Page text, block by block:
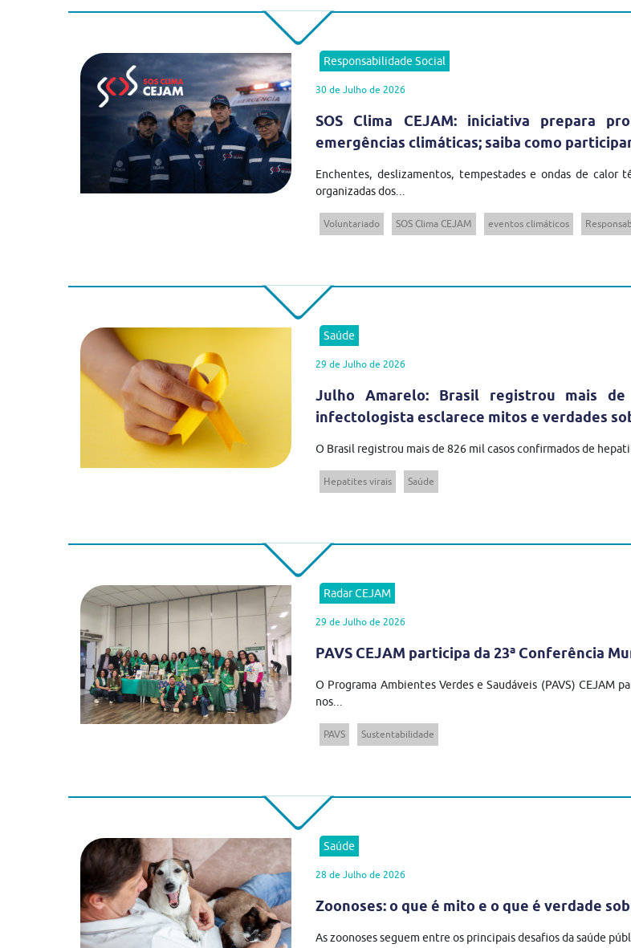
Responsabilidade Social
30 de Julho de 2026
SOS Clima CEJAM: iniciativa prepara
emergências climáticas; saiba como
Enchentes, deslizamentos, tempestades e ondas de calor
organizadas dos...
Voluntariado SOS Clima CEJAM eventos climáticos
Saúde
29 de Julho de 2026
Julho Amarelo: Brasil registrou mais
infectologista esclarece mitos e verdades
O Brasil registrou mais de 826 mil casos confirmados de
Hepatites virais Saúde
Radar CEJAM
29 de Julho de 2026
PAVS CEJAM participa da 23ª Conferência
O Programa Ambientes Verdes e Saudáveis (PAVS) CEJAM
nos...
PAVS Sustentabilidade
Saúde
28 de Julho de 2026
Zoonoses: o que é mito e o que é verdade
As zoonoses seguem entre os principais desafios da saúde